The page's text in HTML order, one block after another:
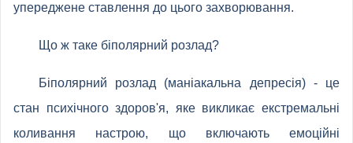
упереджене ставлення до цього захворювання.
Що ж таке біполярний розлад?
Біполярний розлад (маніакальна депресія) - це
стан психічного здоров'я, яке викликає екстремальні
коливання настрою, що включають емоційні